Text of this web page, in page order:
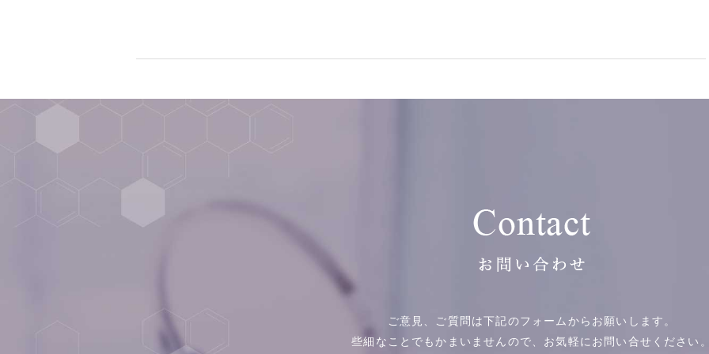
ご意見、ご質問は下記のフォームからお願いします。
些細なことでもかまいませんので、 お気軽にお問い合せください